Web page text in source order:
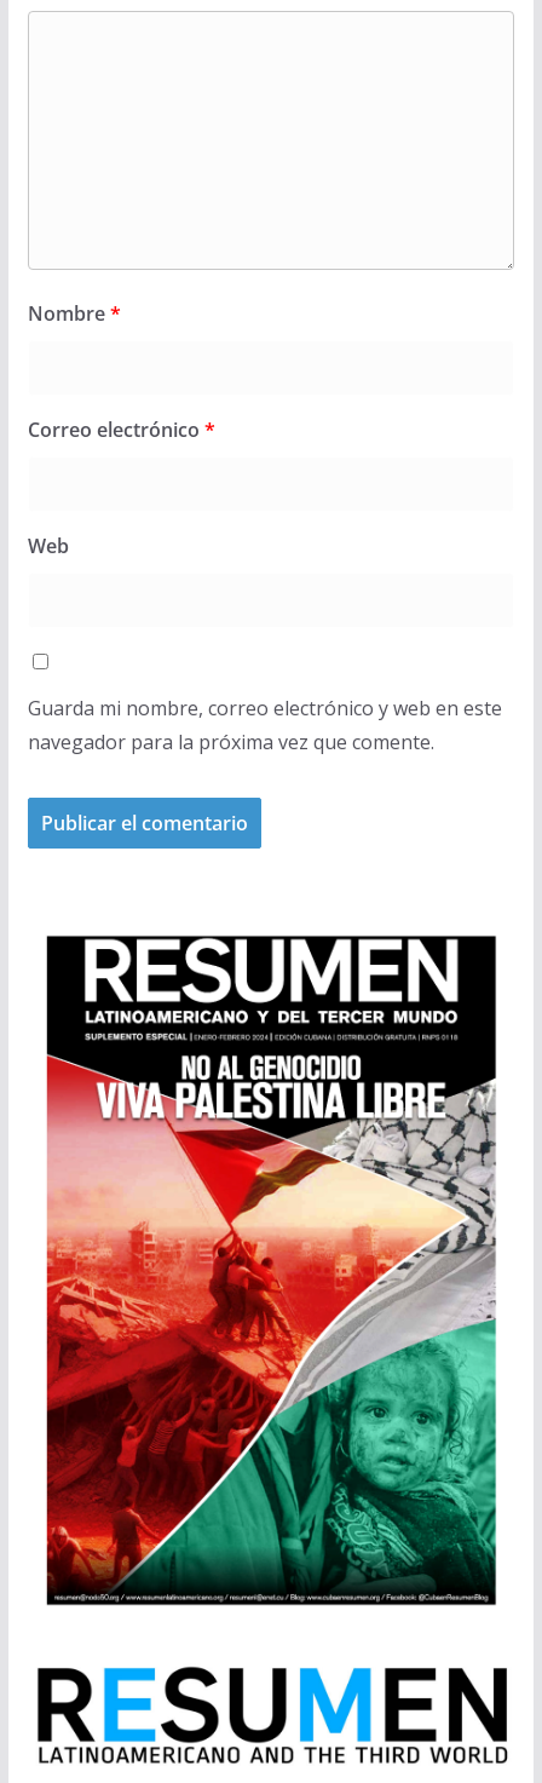
Nombre*
Correo electrónico *
Web
Guarda mi nombre, correo electrónico y web en este
navegador para la próxima vez que comente.